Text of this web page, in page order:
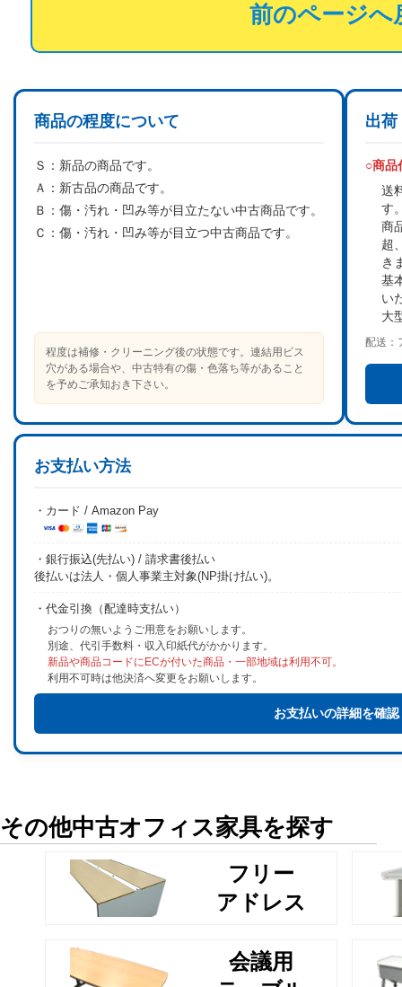
前のページへ
商品の程度について
Ｓ： 新品の商品です。
Ａ： 新古品の商品です。
Ｂ： 傷・汚れ・凹み等が目立たない中古商品です。
Ｃ： 傷・汚れ・凹み等が目立つ中古商品です。
程度は補修・クリーニング後の状態です。連結用ビス
穴がある場合や、中古特有の傷・色落ち等があること
を予めご承知おき下さい。
出荷
○商品
送
す
商
超
き
基
い
大
配送：
お支払い方法
・カード / Amazon Pay
・銀行振込(先払い) / 請求書後払い
後払いは法人・個人事業主対象(NP掛け払い)。
・代金引換（配達時支払い）
おつりの無いようご用意をお願いします。
別途、代引手数料・収入印紙代がかかります。
新品や商品コードにECが付いた商品・一部地域は利用不可。
利用不可時は他決済へ変更をお願いします。
お支払いの詳細を確認
その他中古オフィス家具を探す
フリー
アドレス
会議用